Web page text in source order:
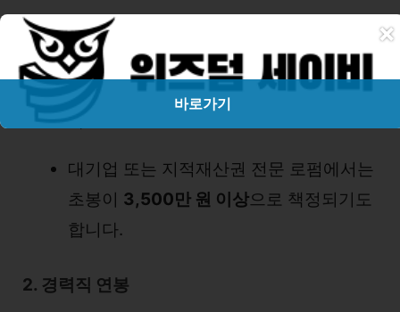
지적재산권관리사 자격증을 취득한 신입
의 경우, 연봉은약 2,800만 원 ~ 3,500
만 원
수준으로 시작하는 경우가 많습니
다.
대기업 또는 지적재산권 전문 로펌에서는
초봉이 3,500만 원 이상으로 책정되기도
합니다.
2. 경력직 연봉
×
바로가기